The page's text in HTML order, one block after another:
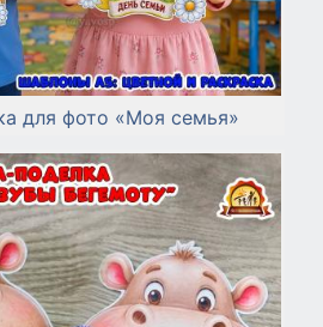
для фото «Моя семья»